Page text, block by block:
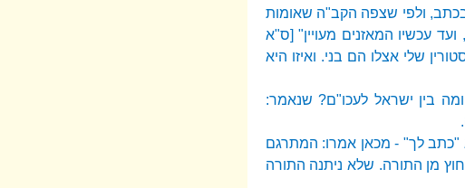
ולפי שצפה הקב"ה שאומות
עכשיו המאזנים מעויין" [ס"א
שלי אצלו הם בני. ואיזו היא
בין ישראל לעכו"ם? שנאמר:
לך" - מכאן אמרו: המתרגם
מן התורה. שלא ניתנה התורה